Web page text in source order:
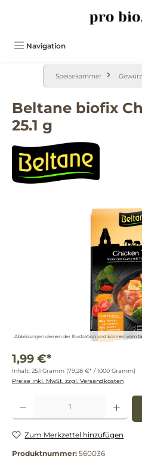
Navigation
Speisekammer
Beltane biofix
25.1 g
Bildergalerie überspringen
Abbildungen dienen der Illustration und können vom
1,99 €*
Inhalt: 25.1 Gramm (79,28 €* / 1000 Gramm)
Preise inkl. MwSt. zzgl. Versandkosten
Produkt Anzahl: Gib den gewünschten
Zum Merkzettel hinzufügen
Produktnummer: 560036